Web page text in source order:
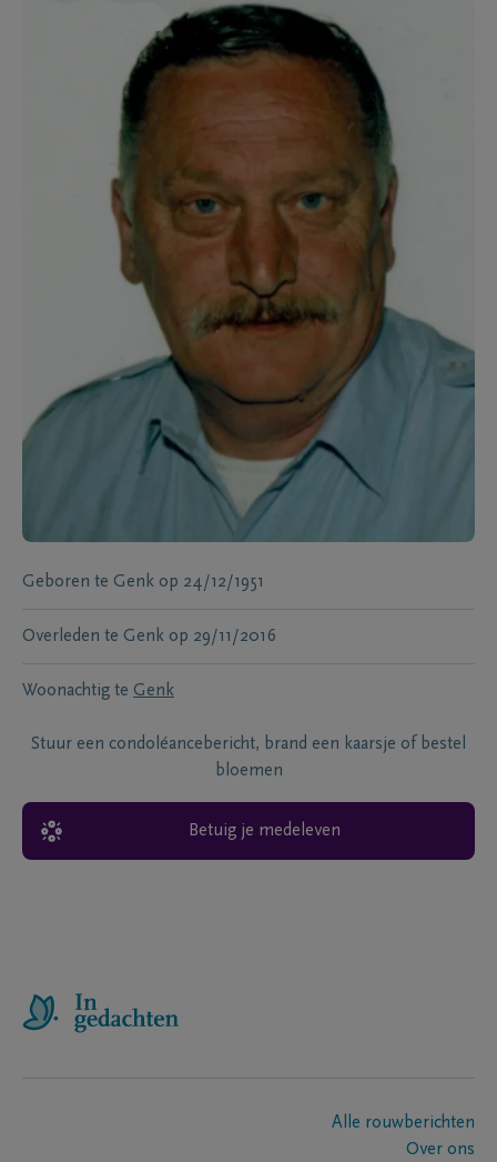
Geboren te Genk op 24/12/1951
Overleden te Genk op 29/11/2016
Woonachtig te Genk
Stuur een condoléancebericht, brand een kaarsje of bestel
bloemen
Betuig je medeleven
Alle rouwberichten
Over ons